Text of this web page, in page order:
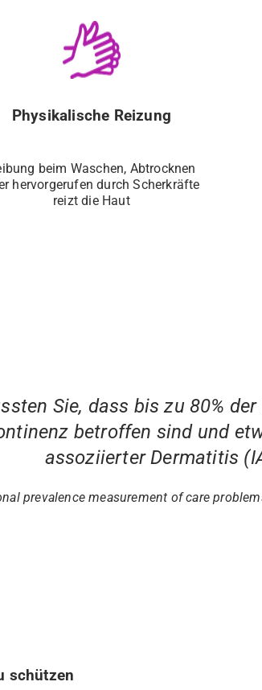
Physikalische Reizung
beim Waschen, Abtrocknen
hervorgerufen durch Scherkräfte
reizt die Haut
Sie, dass bis zu 80%
betroffen sind und
assoziierter Dermatitis
prevalence measurement of care
schützen